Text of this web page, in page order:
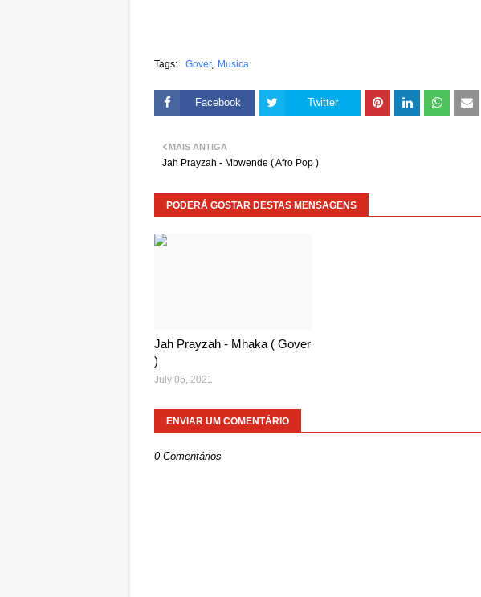
Tags: Gover Musica
Facebook Twitter
MAIS ANTIGA
Jah Prayzah - Mbwende ( Afro Pop )
PODERÁ GOSTAR DESTAS MENSAGENS
Jah Prayzah - Mhaka ( Gover
)
July 05, 2021
ENVIAR UM COMENTÁRIO
0 Comentários